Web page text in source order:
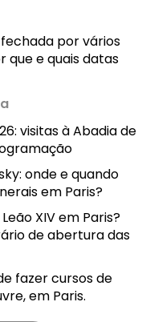
por vários
que e quais datas
visitas à Abadia de
onde e quando
em Paris?
XIV em Paris?
de abertura das
fazer cursos de
em Paris.